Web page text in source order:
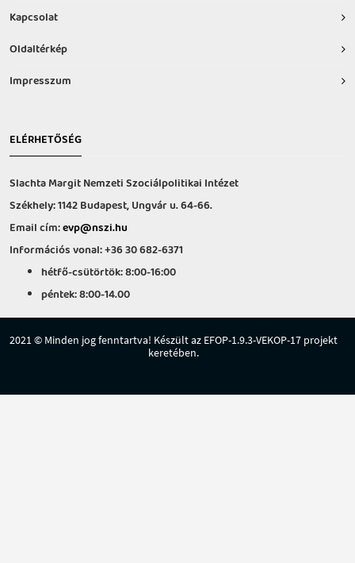
Kapcsolat
Oldaltérkép
Impresszum
ELÉRHETŐSÉG
Slachta Margit Nemzeti Szociálpolitikai Intézet
Székhely: 1142 Budapest, Ungvár u. 64-66.
Email cím:evp@nszi.hu
Információs vonal: +36 30 682-6371
hétfő-csütörtök: 8:00-16:00
péntek: 8:00-14.00
2021 © Minden jog fenntartva! Készült az EFOP-1.9.3-VEKOP-17 projekt
keretében.